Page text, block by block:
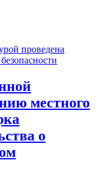
проведена
местного
о